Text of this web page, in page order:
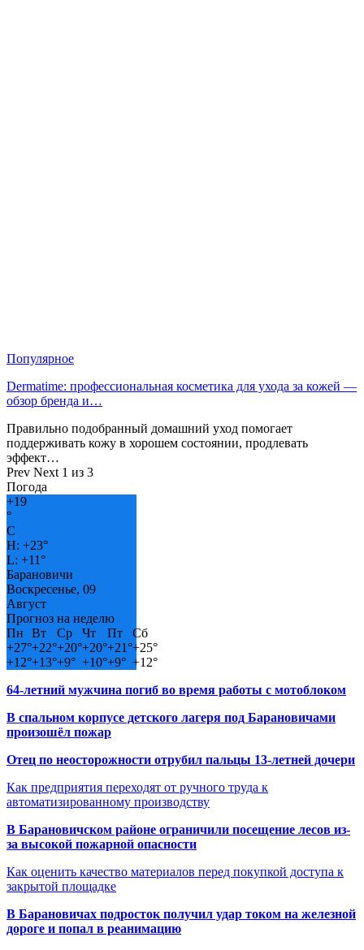
Популярное
Dermatime: профессиональная косметика для ухода за кожей —
обзор бренда и…
Правильно подобранный домашний уход помогает
поддерживать кожу в хорошем состоянии, продлевать
эффект…
Prev Next 1 из 3
Погода
+19
°
C
H: +23°
L: +11°
Барановичи
Воскресенье, 09
Август
Прогноз на неделю
Пн
Вт Ср Чт Пт
Сб
+27°+22°+20°+20°+21°+25°
+12°+13°+9° +10°+9° +12°
64-летний мужчина погиб во время работы с мотоблоком
В спальном корпусе детского лагеря под Барановичами
произошёл пожар
Отец по неосторожности отрубил пальцы 13-летней дочери
Как предприятия переходят от ручного труда к
автоматизированному производству
В Барановичском районе ограничили посещение лесов из-
за высокой пожарной опасности
Как оценить качество материалов перед покупкой доступа к
закрытой площадке
В Барановичах подросток получил удар током на железной
дороге и попал в реанимацию